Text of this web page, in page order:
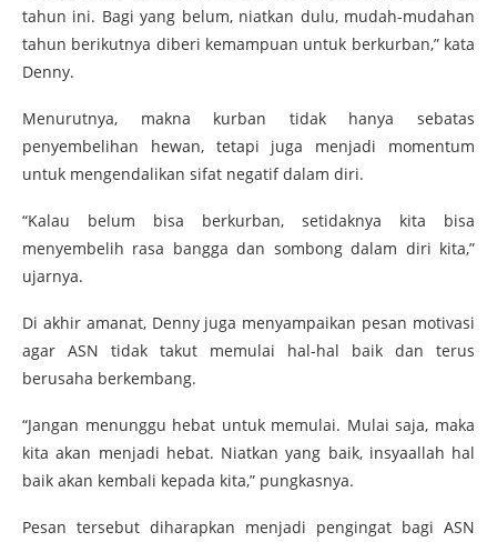
tahun ini. Bagi yang belum, niatkan dulu, mudah-mudahan
tahun berikutnya diberi kemampuan untuk berkurban,” kata
Denny.
Menurutnya, makna kurban tidak hanya sebatas
penyembelihan hewan, tetapi juga menjadi momentum
untuk mengendalikan sifat negatif dalam diri.
“Kalau belum bisa berkurban, setidaknya kita bisa
menyembelih rasa bangga dan sombong dalam diri kita,”
ujarnya.
Di akhir amanat, Denny juga menyampaikan pesan motivasi
agar ASN tidak takut memulai hal-hal baik dan terus
berusaha berkembang.
“Jangan menunggu hebat untuk memulai. Mulai saja, maka
kita akan menjadi hebat. Niatkan yang baik, insyaallah hal
baik akan kembali kepada kita,” pungkasnya.
Pesan tersebut diharapkan menjadi pengingat bagi ASN